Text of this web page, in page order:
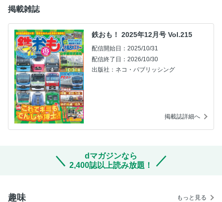
掲載雑誌
鉄おも！ 2025年12月号 Vol.215
配信開始日：2025/10/31
配信終了日：2026/10/30
出版社：ネコ・パブリッシング
掲載誌詳細へ
dマガジンなら
2,400誌以上読み放題！
趣味 もっと見る